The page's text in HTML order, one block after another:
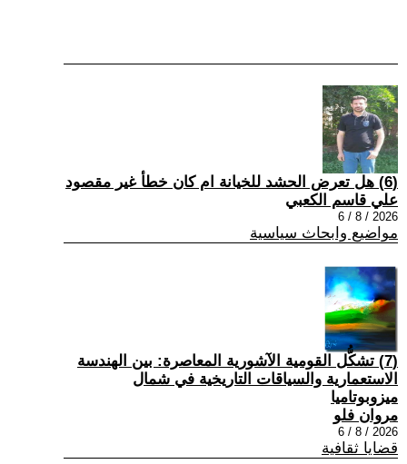
(6) هل تعرض الحشد للخيانة ام كان خطأ غير مقصود
علي قاسم الكعبي
2026 / 8 / 6
مواضيع وابحاث سياسية
(7) تشكُّل القومية الآشورية المعاصرة: بين الهندسة
الاستعمارية والسياقات التاريخية في شمال
ميزوبوتاميا
مروان فلو
2026 / 8 / 6
قضايا ثقافية